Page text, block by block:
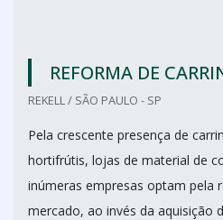
REFORMA DE
REKELL / SÃO PAULO - SP
Pela crescente presença de
hortifrútis, lojas de material de
inúmeras empresas optam pela
mercado, ao invés da aquisição